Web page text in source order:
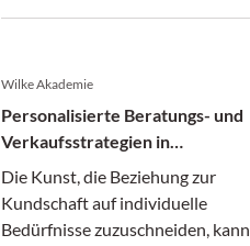
gefordert, mit aktuellen
medizinischen Trends
mitzuhalten.
Wilke Akademie
Personalisierte Beratungs- und
Verkaufsstrategien in
Apotheken mit der bioLogic-
Methode: Innovative Ansätze
zur Entwicklung
Die Kunst, die Beziehung zur
Kundschaft auf individuelle
Bedürfnisse zuzuschneiden, kann